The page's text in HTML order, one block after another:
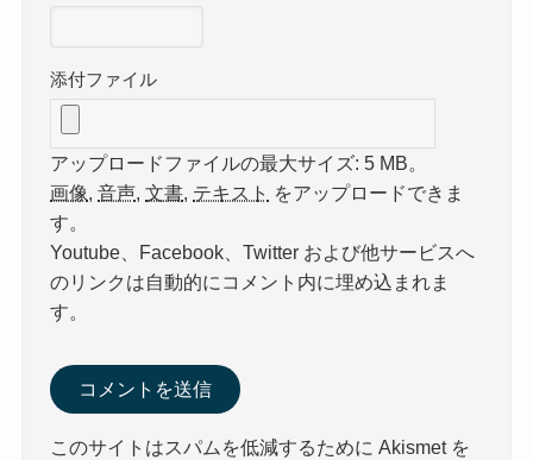
添付ファイル
アップロードファイルの最大サイズ: 5 MB。
画像,音声,文書, テキスト をアップロードできま
す。
Youtube、Facebook、Twitter および他サービスへ
のリンクは自動的にコメント内に埋め込まれま
す。
このサイトはスパムを低減するために Akismet を